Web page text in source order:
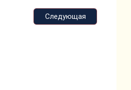
Следующая